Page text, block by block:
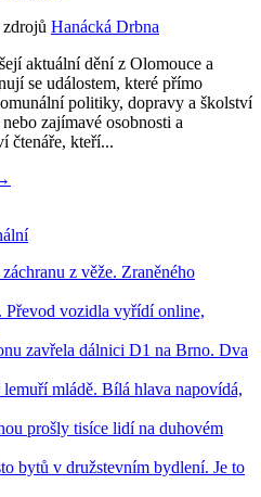
Hanácká Drbna
aktuální dění z Olomouce a
se událostem, které přímo
politiky, dopravy a školství
zajímavé osobnosti a
čtenáře, kteří...
z věže. Zraněného
Převod vozidla vyřídí online,
zavřela dálnici D1 na Brno. Dva
mládě. Bílá hlava napovídá,
prošly tisíce lidí na duhovém
bytů v družstevním bydlení. Je to